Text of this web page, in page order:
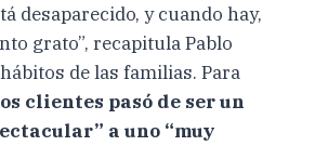
desaparecido, y cuando hay,
grato”, recapitula Pablo
de las familias. Para
clientes pasó de ser un
a uno “muy